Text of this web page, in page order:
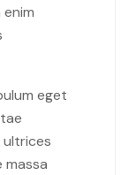
eget
ultrices
massa